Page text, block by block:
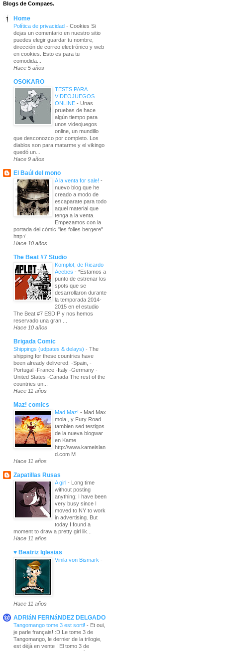
Blogs de Compaes.
Home
Política de privacidad - Cookies Si
dejas un comentario en nuestro sitio
puedes elegir guardar tu nombre,
dirección de correo electrónico y web
en cookies. Esto es para tu
comodida...
Hace 5 años
OSOKARO
TESTS PARA
VIDEOJUEGOS
ONLINE - Unas
pruebas de hace
algún tiempo para
unos videojuegos
online, un mundillo
que desconozco por completo. Los
diablos son para matarme y el vikingo
quedó un...
Hace 9 años
El Baúl del mono
A la venta for sale! -
nuevo blog que he
creado a modo de
escaparate para todo
aquel material que
tenga a la venta.
Empezamos con la
portada del cómic "les folies bergere"
http:/...
Hace 10 años
The Beat #7 Studio
Komplot, de Ricardo
Acebes - *Estamos a
punto de estrenar los
spots que se
desarrollaron durante
la temporada 2014-
2015 en el estudio
The Beat #7 ESDIP y nos hemos
reservado una gran ...
Hace 10 años
Brigada Comic
Shippings (udpates & delays) - The
shipping for these countries have
been already delivered: -Spain, -
Portugal -France -Italy -Germany -
United States -Canada The rest of the
countries un...
Hace 11 años
Maz! comics
Mad Maz! - Mad Max
mola , y Fury Road
tambien sed testigos
de la nueva blogwar
en Kame
http://www.kameislan
d.com M
Hace 11 años
Zapatillas Rusas
A girl -
Long time
without posting
anything; I have been
very busy since I
moved to NY to work
in advertising. But
today I found a
moment to draw a pretty girl lik...
Hace 11 años
♥ Beatriz Iglesias
Vinila von Bismark -
Hace 11 años
ADRIáN FERNáNDEZ DELGADO
Tangomango tome 3 est sorti! - Et oui,
je parle français! :D Le tome 3 de
Tangomango, le dernier de la trilogie,
est déjà en vente ! El tomo 3 de